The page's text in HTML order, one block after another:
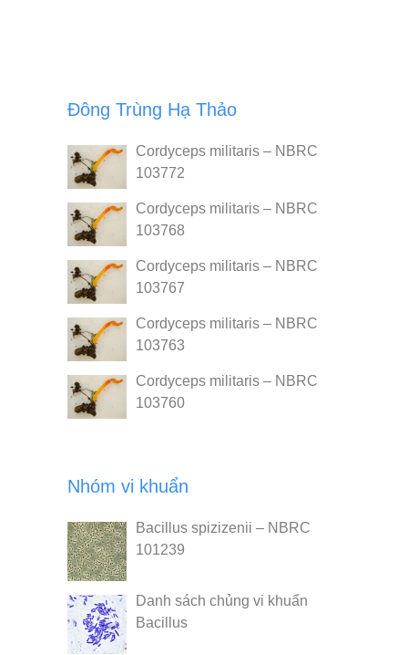
Đông Trùng Hạ Thảo
Cordyceps militaris – NBRC
103772
Cordyceps militaris – NBRC
103768
Cordyceps militaris – NBRC
103767
Cordyceps militaris – NBRC
103763
Cordyceps militaris – NBRC
103760
Nhóm vi khuẩn
Bacillus spizizenii – NBRC
101239
Danh sách chủng vi khuẩn
Bacillus